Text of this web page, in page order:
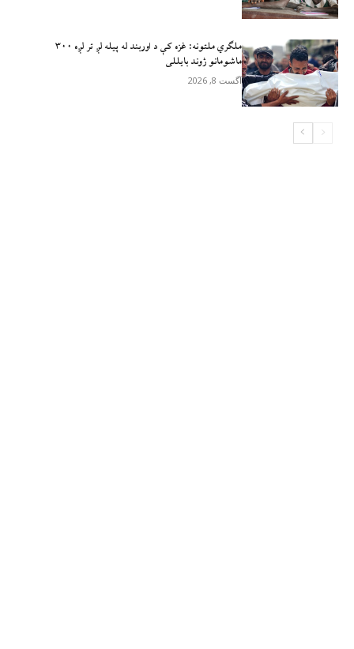
ملګري ملتونه: غزه کې د اوربند له پیله لږ تر لږه ۳۰۰
ماشومانو ژوند بايللی
آگست 8, 2026